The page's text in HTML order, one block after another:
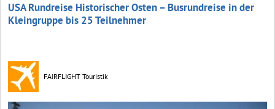
USA Rundreise Historischer Osten – Busrundreise in der
Kleingruppe bis 25 Teilnehmer
FAIRFLIGHT Touristik